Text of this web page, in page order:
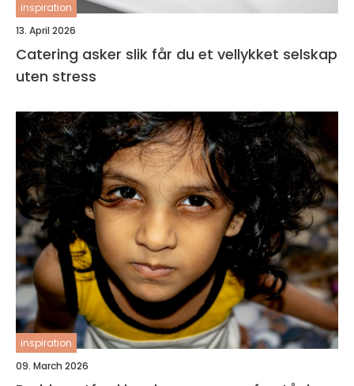
inspiration
13. April 2026
Catering asker slik får du et vellykket selskap
uten stress
inspiration
09. March 2026